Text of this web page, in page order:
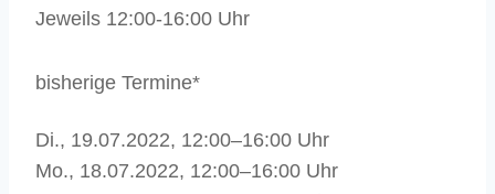
Jeweils 12:00-16:00 Uhr
bisherige Termine*
Di., 19.07.2022, 12:00–16:00 Uhr
Mo., 18.07.2022, 12:00–16:00 Uhr